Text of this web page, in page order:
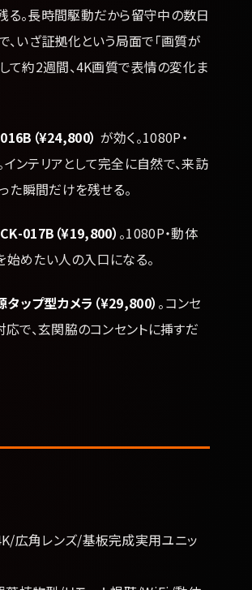
。長時間駆動だから留守中の数日
、いざ証拠化という局面で「画質が
て約2週間、4K画質で表情の変化ま
（¥24,800） が効く。1080P・
ンテリアとして完全に自然で、来訪
た瞬間だけを残せる。
017B（¥19,800） 。1080P・動体
めたい人の入口になる。
ップ型カメラ（¥29,800） 。コンセ
で、玄関脇のコンセントに挿すだ
広角レンズ/基板完成実用ユニッ